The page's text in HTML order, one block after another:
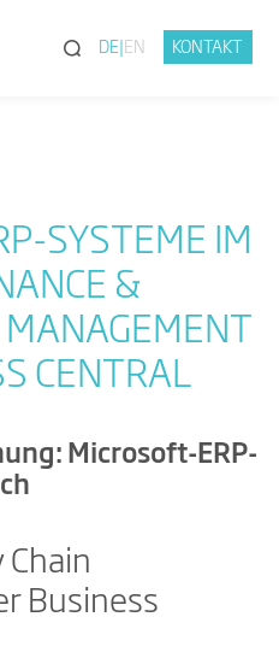
(SUCHE)
DE EN KONTAKT
SYSTEME IM
&
CENTRAL
Microsoft-ERP-
Chain
Business